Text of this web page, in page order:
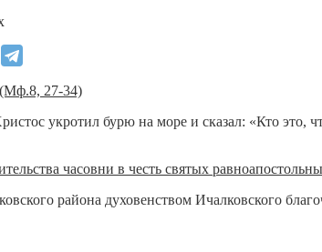
27-34)
укротил бурю на море и сказал: «Кто это,
часовни в честь святых
района духовенством Ичалковского